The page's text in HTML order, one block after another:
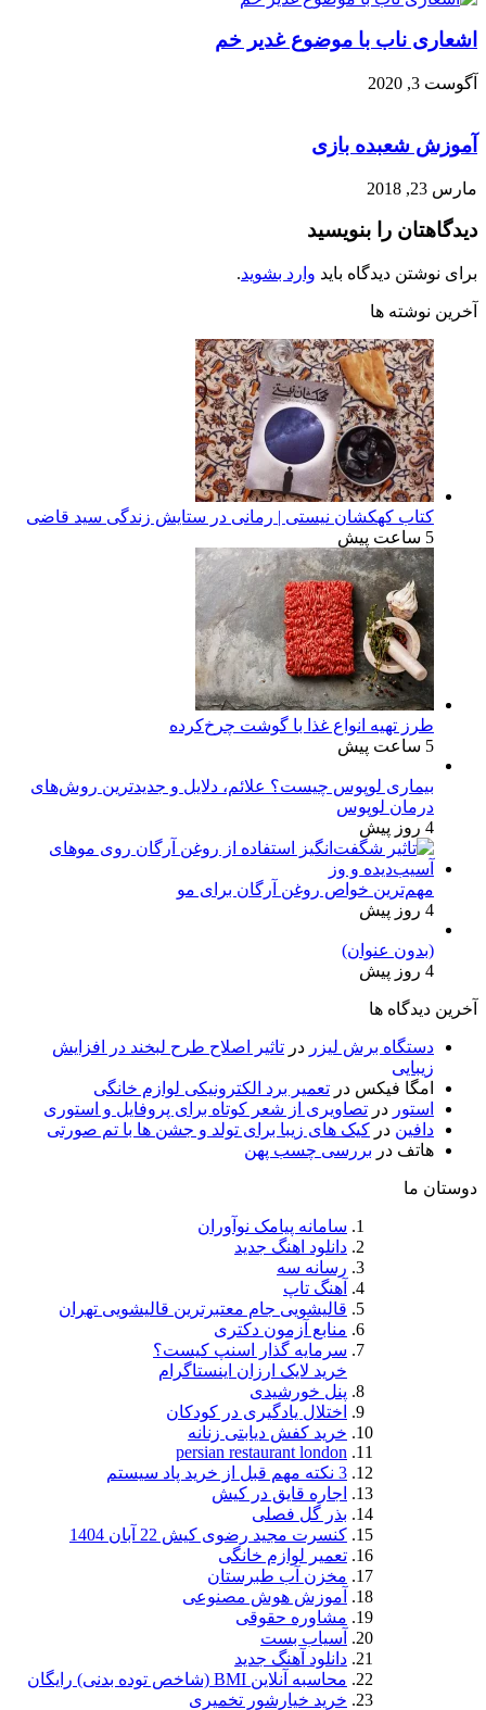
ناب با موضوع غدیر خم
3, 2020
شعبده بازی
23, 2018
را بنویسید
نوشتن دیدگاه بایدوارد بشوید.
نوشته ها
کتاب کهکشان نیستی | رمانی در ستایش زندگی سید قاضی
طرز تهیه انواع غذا با گوشت چرخ‌کرده
بیماری لوپوس چیست؟ علائم، دلایل و جدیدترین روش‌های
درمان لوپوس
مهم‌ترین خواص روغن آرگان برای مو
(بدون عنوان)
دیدگاه ها
دستگاه برش لیزردرتاثیر اصلاح طرح لبخند در افزایش
زیبایی
امگا فیکسدرتعمیر برد الکترونیکی لوازم خانگی
استوردرتصاویری از شعر کوتاه برای پروفایل و استوری
دافیندرکیک های زیبا برای تولد و جشن ها با تم صورتی
هاتفدربررسی چسب پهن
ما
سامانه پیامک نوآوران
دانلود اهنگ جدید
رسانه سه
آهنگ تاپ
قالیشویی جام معتبرترین قالیشویی تهران
منابع آزمون دکتری
سرمایه گذار اسنپ کیست؟
خرید لایک ارزان اینستاگرام
پنل خورشیدی
اختلال یادگیری در کودکان
خرید کفش دیابتی زنانه
persian restaurant london
3 نکته مهم قبل از خرید پاد سیستم
اجاره قایق در کیش
بذر گل فصلی
کنسرت مجید رضوی کیش 22 آبان 1404
تعمیر لوازم خانگی
مخزن آب طبرستان
آموزش هوش مصنوعی
مشاوره حقوقی
آسیاب بست
دانلود آهنگ جدید
محاسبه آنلاین BMI (شاخص توده بدنی) رایگان
خرید خیارشور تخمیری